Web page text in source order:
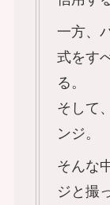
一方、
式をす
る。
そして
ンジ。
そんな
ジと撮